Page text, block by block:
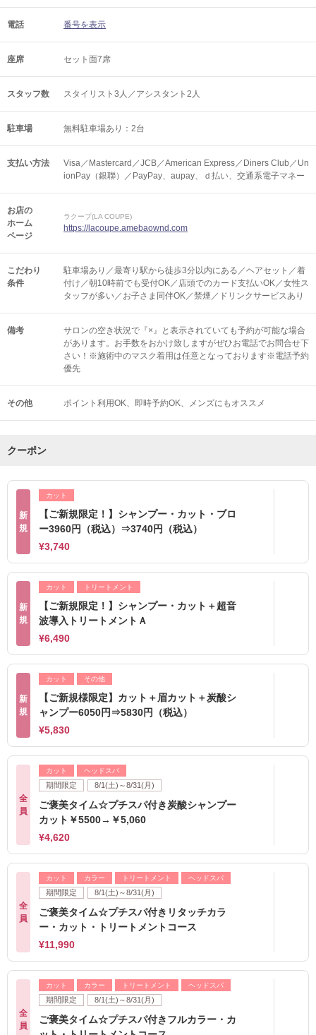
電話 番号を表示
座席 セット面7席
スタッフ数 スタイリスト3人／アシスタント2人
駐車場 無料駐車場あり：2台
支払い方法
Visa／Mastercard／JCB／American Express／Diners Club／Un
ionPay（銀聯）／PayPay、aupay、ｄ払い、交通系電子マネー
お店の
ホーム
ページ
ラクープ(LA COUPE)
https://lacoupe.amebaownd.com
こだわり
条件
駐車場あり／最寄り駅から徒歩3分以内にある／ヘアセット／着
付け／朝10時前でも受付OK／店頭でのカード支払いOK／女性ス
タッフが多い／お子さま同伴OK／禁煙／ドリンクサービスあり
備考
サロンの空き状況で『×』と表示されていても予約が可能な場合
があります。お手数をおかけ致しますがぜひお電話でお問合せ下
さい！※施術中のマスク着用は任意となっております※電話予約
優先
その他 ポイント利用OK 即時予約OK メンズにもオススメ
クーポン
新
規
カット
【ご新規限定！】シャンプー・カット・ブロ
ー3960円（税込）⇒3740円（税込）
¥3,740
新
規
カット トリートメント
【ご新規限定！】シャンプー・カット＋超音
波導入トリートメントＡ
¥6,490
新
規
カット その他
【ご新規様限定】カット＋眉カット＋炭酸シ
ャンプー6050円⇒5830円（税込）
¥5,830
全
員
カット ヘッドスパ
期間限定 8/1(土)～8/31(月)
ご褒美タイム☆プチスパ付き炭酸シャンプー
カット￥5500→￥5,060
¥4,620
全
員
カット カラー トリートメント ヘッドスパ
期間限定 8/1(土)～8/31(月)
ご褒美タイム☆プチスパ付きリタッチカラ
ー・カット・トリートメントコース
¥11,990
全
員
カット カラー トリートメント ヘッドスパ
期間限定 8/1(土)～8/31(月)
ご褒美タイム☆プチスパ付きフルカラー・カ